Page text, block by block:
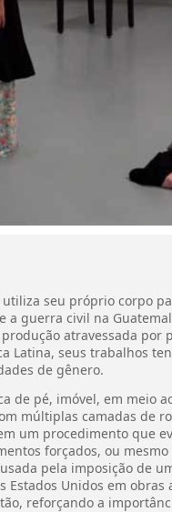
seu próprio corpo
guerra civil na
atravessada por
Latina, seus trabalhos
de gênero.
de pé, imóvel, em meio
múltiplas camadas de
um procedimento que
forçados, ou
pela imposição de
Unidos em
reforçando a